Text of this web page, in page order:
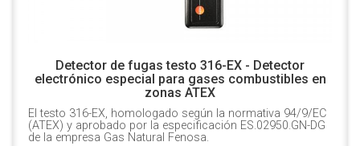
Detector de fugas testo 316-EX - Detector
electrónico especial para gases combustibles en
zonas ATEX
El testo 316-EX, homologado según la normativa 94/9/EC
(ATEX) y aprobado por la especificación ES.02950.GN-DG
de la empresa Gas Natural Fenosa.